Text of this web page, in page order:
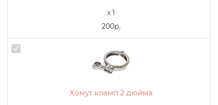
x 1
200р.
Хомут кламп 2 дюйма